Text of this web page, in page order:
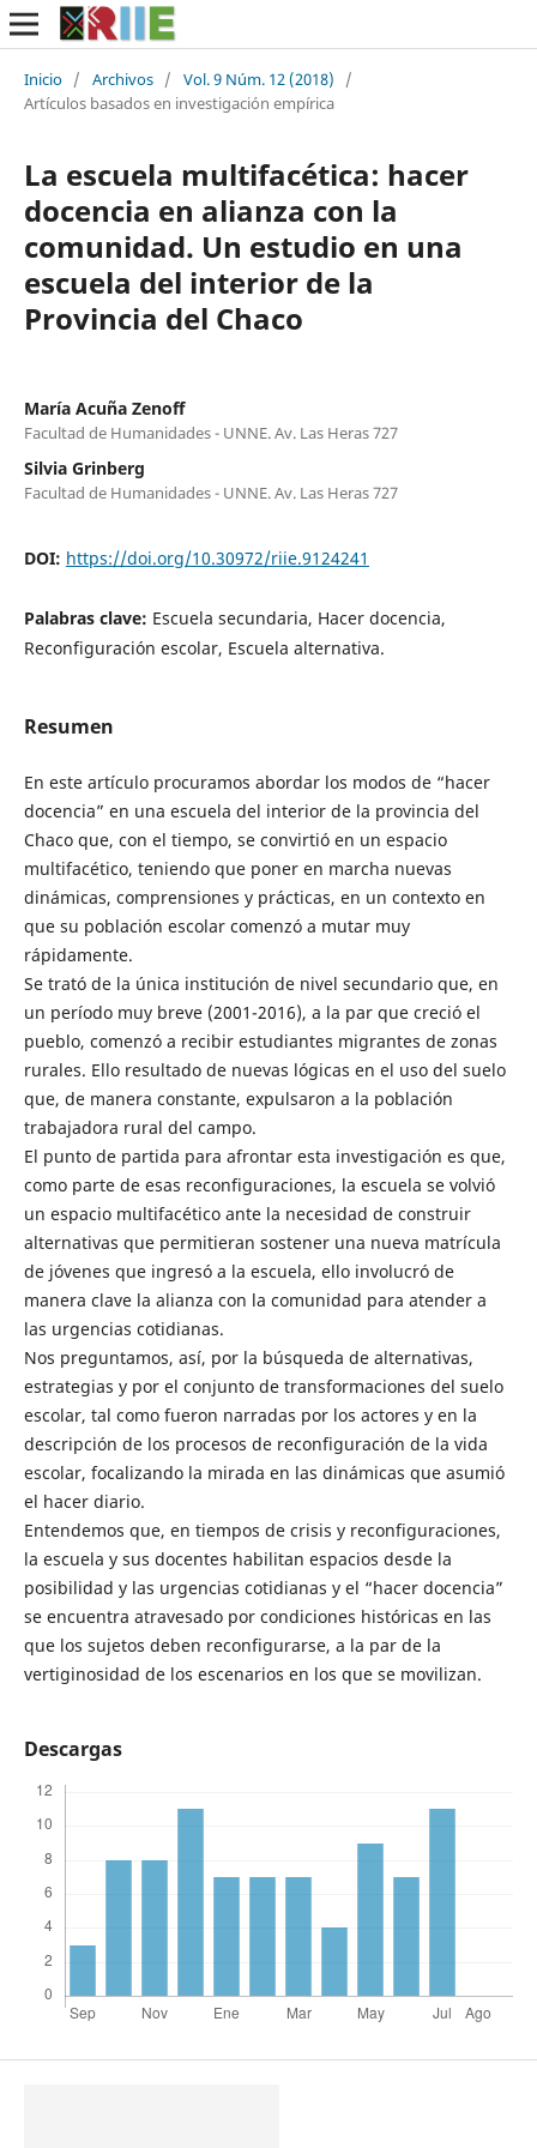
Inicio / Archivos / Vol. 9 Núm. 12 (2018)
/
Artículos basados en investigación empírica
La escuela multifacética: hacer
docencia en alianza con la
comunidad. Un estudio en una
escuela del interior de la
Provincia del Chaco
María Acuña Zenoff
Facultad de Humanidades - UNNE. Av. Las Heras 727
Silvia Grinberg
Facultad de Humanidades - UNNE. Av. Las Heras 727
DOI: https://doi.org/10.30972/riie.9124241
Palabras clave: Escuela secundaria, Hacer docencia,
Reconfiguración escolar, Escuela alternativa.
Resumen
En este artículo procuramos abordar los modos de “hacer
docencia” en una escuela del interior de la provincia del
Chaco que, con el tiempo, se convirtió en un espacio
multifacético, teniendo que poner en marcha nuevas
dinámicas, comprensiones y prácticas, en un contexto en
que su población escolar comenzó a mutar muy
rápidamente.
Se trató de la única institución de nivel secundario que, en
un período muy breve (2001-2016), a la par que creció el
pueblo, comenzó a recibir estudiantes migrantes de zonas
rurales. Ello resultado de nuevas lógicas en el uso del suelo
que, de manera constante, expulsaron a la población
trabajadora rural del campo.
El punto de partida para afrontar esta investigación es que,
como parte de esas reconfiguraciones, la escuela se volvió
un espacio multifacético ante la necesidad de construir
alternativas que permitieran sostener una nueva matrícula
de jóvenes que ingresó a la escuela, ello involucró de
manera clave la alianza con la comunidad para atender a
las urgencias cotidianas.
Nos preguntamos, así, por la búsqueda de alternativas,
estrategias y por el conjunto de transformaciones del suelo
escolar, tal como fueron narradas por los actores y en la
descripción de los procesos de reconfiguración de la vida
escolar, focalizando la mirada en las dinámicas que asumió
el hacer diario.
Entendemos que, en tiempos de crisis y reconfiguraciones,
la escuela y sus docentes habilitan espacios desde la
posibilidad y las urgencias cotidianas y el “hacer docencia”
se encuentra atravesado por condiciones históricas en las
que los sujetos deben reconfigurarse, a la par de la
vertiginosidad de los escenarios en los que se movilizan.
Descargas